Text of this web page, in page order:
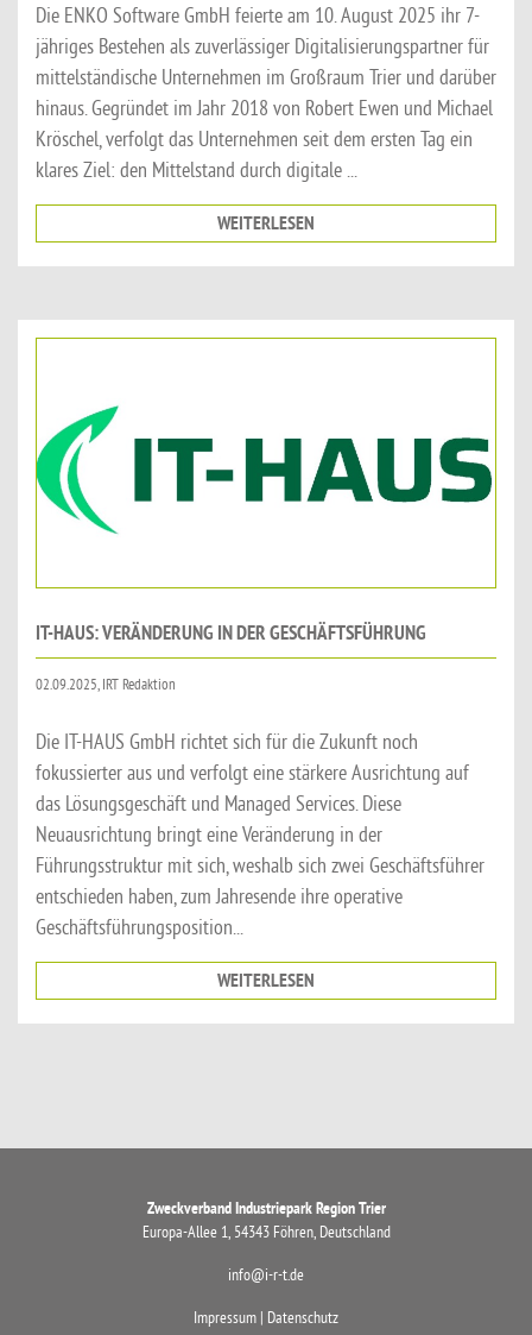
Die ENKO Software GmbH feierte am 10. August 2025 ihr 7-
jähriges Bestehen als zuverlässiger Digitalisierungspartner für
mittelständische Unternehmen im Großraum Trier und darüber
hinaus. Gegründet im Jahr 2018 von Robert Ewen und Michael
Kröschel, verfolgt das Unternehmen seit dem ersten Tag ein
klares Ziel: den Mittelstand durch digitale ...
WEITERLESEN
IT-HAUS: VERÄNDERUNG IN DER GESCHÄFTSFÜHRUNG
02.09.2025, IRT Redaktion
Die IT-HAUS GmbH richtet sich für die Zukunft noch
fokussierter aus und verfolgt eine stärkere Ausrichtung auf
das Lösungsgeschäft und Managed Services. Diese
Neuausrichtung bringt eine Veränderung in der
Führungsstruktur mit sich, weshalb sich zwei Geschäftsführer
entschieden haben, zum Jahresende ihre operative
Geschäftsführungsposition...
WEITERLESEN
Zweckverband Industriepark Region Trier
Europa-Allee 1, 54343 Föhren, Deutschland
info@i-r-t.de
Impressum | Datenschutz